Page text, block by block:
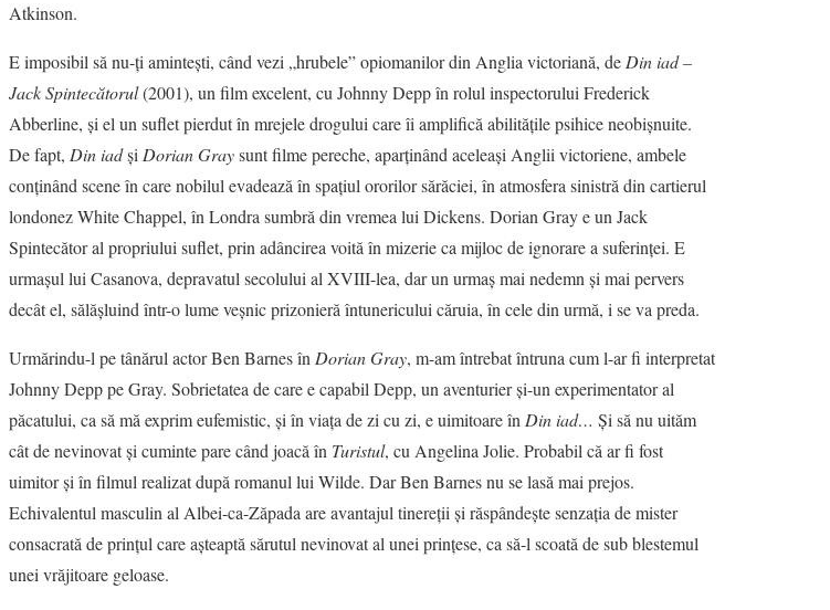
Atkinson.
E imposibil să nu-ţi aminteşti, când vezi „hrubele” opiomanilor din Anglia victoriană, de Din iad –
Jack Spintecătorul(2001), un film excelent, cu Johnny Depp în rolul inspectorului Frederick
Abberline, şi el un suflet pierdut în mrejele drogului care îi amplifică abilităţile psihice neobişnuite.
De fapt, Din iadşi Dorian Graysunt filme pereche, aparţinând aceleaşi Anglii victoriene, ambele
conţinând scene în care nobilul evadează în spaţiul ororilor sărăciei, în atmosfera sinistră din cartierul
londonez White Chappel, în Londra sumbră din vremea lui Dickens. Dorian Gray e un Jack
Spintecător al propriului suflet, prin adâncirea voită în mizerie ca mijloc de ignorare a suferinţei. E
urmaşul lui Casanova, depravatul secolului al XVIII-lea, dar un urmaş mai nedemn şi mai pervers
decât el, sălăşluind într-o lume veşnic prizonieră întunericului căruia, în cele din urmă, i se va preda.
Urmărindu-l pe tânărul actor Ben Barnes în Dorian Gray, m-am întrebat întruna cum l-ar fi interpretat
Johnny Depp pe Gray. Sobrietatea de care e capabil Depp, un aventurier şi-un experimentator al
păcatului, ca să mă exprim eufemistic, şi în viaţa de zi cu zi, e uimitoare în Din iad… Şi să nu uităm
cât de nevinovat şi cuminte pare când joacă în Turistul, cu Angelina Jolie. Probabil că ar fi fost
uimitor şi în filmul realizat după romanul lui Wilde. Dar Ben Barnes nu se lasă mai prejos.
Echivalentul masculin al Albei-ca-Zăpada are avantajul tinereţii şi răspândeşte senzaţia de mister
consacrată de prinţul care aşteaptă sărutul nevinovat al unei prinţese, ca să-l scoată de sub blestemul
unei vrăjitoare geloase.